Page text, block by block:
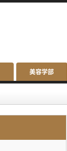
美容学部